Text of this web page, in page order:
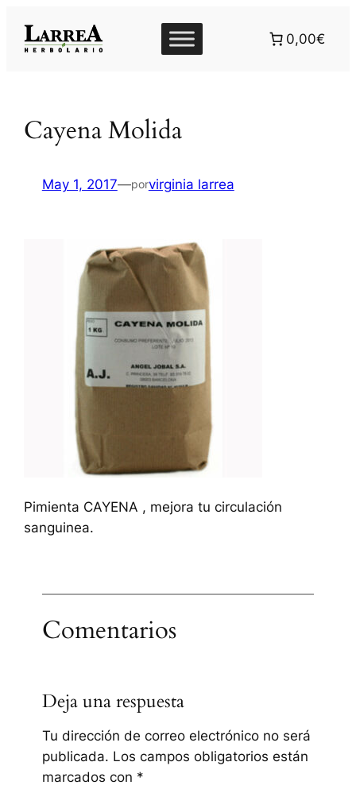
contenido
0,00€
Cayena Molida
May 1, 2017—porvirginia larrea
Pimienta CAYENA , mejora tu circulación
sanguinea.
Comentarios
Deja una respuesta
Tu dirección de correo electrónico no será
publicada. Los campos obligatorios están
marcados con *